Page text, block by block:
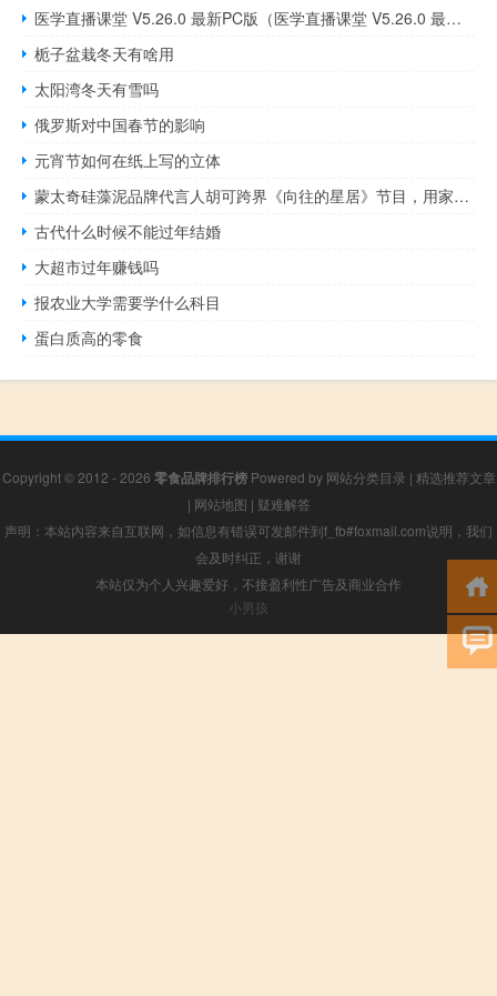
医学直播课堂 V5.26.0 最新PC版（医学直播课堂 V5.26.0 最新PC版功能简介）
栀子盆栽冬天有啥用
太阳湾冬天有雪吗
俄罗斯对中国春节的影响
元宵节如何在纸上写的立体
蒙太奇硅藻泥品牌代言人胡可跨界《向往的星居》节目，用家装设计传递幸福
古代什么时候不能过年结婚
大超市过年赚钱吗
报农业大学需要学什么科目
蛋白质高的零食
Copyright © 2012 - 2026 零食品牌排行榜Powered by 网站分类目录 | 精选推荐文章
| 网站地图 | 疑难解答
声明：本站内容来自互联网，如信息有错误可发邮件到f_fb#foxmail.com说明，我们
会及时纠正，谢谢
本站仅为个人兴趣爱好，不接盈利性广告及商业合作
小男孩